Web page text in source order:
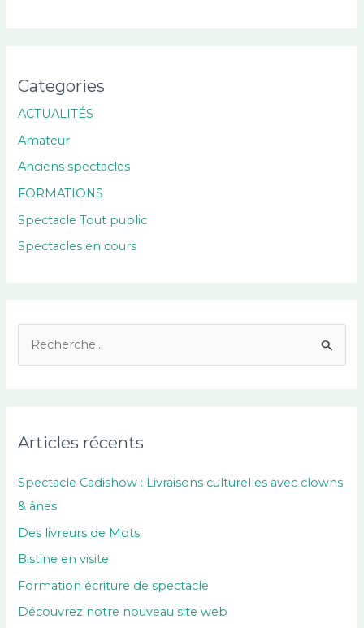
Categories
ACTUALITÉS
Amateur
Anciens spectacles
FORMATIONS
Spectacle Tout public
Spectacles en cours
r
c
h
:
Articles récents
Spectacle Cadishow : Livraisons culturelles avec clowns
& ânes
Des livreurs de Mots
Bistine en visite
Formation écriture de spectacle
Découvrez notre nouveau site web